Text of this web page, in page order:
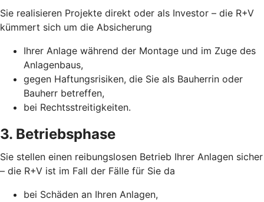
Sie realisieren Projekte direkt oder als Investor – die R+V
kümmert sich um die Absicherung
Ihrer Anlage während der Montage und im Zuge des
Anlagenbaus,
gegen Haftungsrisiken, die Sie als Bauherrin oder
Bauherr betreffen,
bei Rechtsstreitigkeiten.
3. Betriebsphase
Sie stellen einen reibungslosen Betrieb Ihrer Anlagen sicher
– die R+V ist im Fall der Fälle für Sie da
bei Schäden an Ihren Anlagen,